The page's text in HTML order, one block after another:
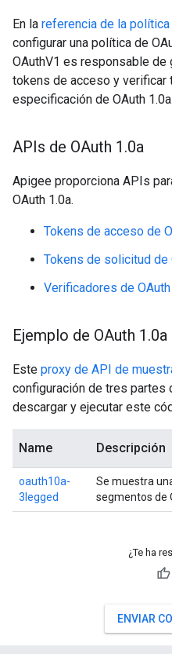
En la referencia de la política
configurar una política de
OAuthV1 es responsable
tokens de acceso y verificar
especificación de OAuth 1.0a.
APIs de OAuth 1 .0a
Apigee proporciona APIs
OAuth 1.0a.
Tokens de acceso de
Tokens de solicitud de
Verificadores de
Ejemplo de OAuth 1 .0a
Este proxy de API de
configuración de tres partes
descargar y ejecutar este
Name Descripción
oauth10a-
3legged
Se muestra
segmentos de
¿Te ha
ENVIAR